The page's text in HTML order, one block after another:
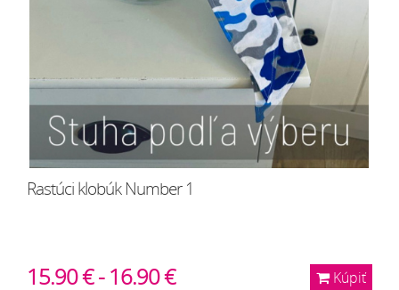
Rastúci klobúk Number 1
Kúpiť
15.90 € - 16.90 €